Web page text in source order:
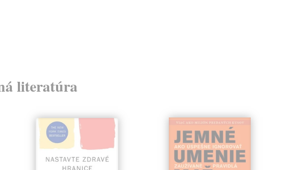
literatúra